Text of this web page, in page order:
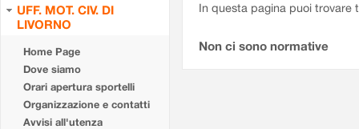
UFF. MOT. CIV. DI
LIVORNO
Home Page
Dove siamo
Orari apertura sportelli
Organizzazione e contatti
Avvisi all'utenza
In questa pagina puoi
Non ci sono normative